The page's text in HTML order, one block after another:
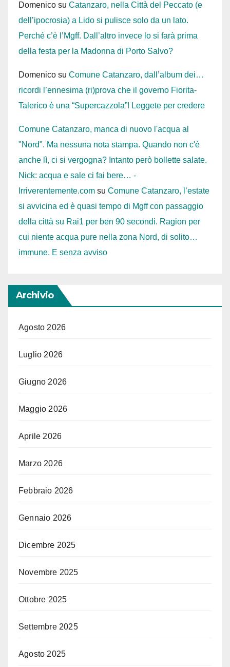
Domenico su Catanzaro, nella Città del Peccato (e
dell’ipocrosia) a Lido si pulisce solo da un lato.
Perché c’è l’Mgff. Dall’altro invece lo si farà prima
della festa per la Madonna di Porto Salvo?
Domenico su Comune Catanzaro, dall’album dei…
ricordi l’ennesima (ri)prova che il governo Fiorita-
Talerico è una “Supercazzola”! Leggete per credere
Comune Catanzaro, manca di nuovo l'acqua al
"Nord". Ma nessuna nota stampa. Quando non c'è
anche lì, ci si vergogna? Intanto però bollette salate.
Nick: acqua e sale ci fai bere… -
Irriverentemente.com su Comune Catanzaro, l’estate
si avvicina ed è quasi tempo di Mgff con passaggio
della città su Rai1 per ben 90 secondi. Ragion per
cui niente acqua pure nella zona Nord, di solito…
immune. E senza avviso
Archivio
Agosto 2026
Luglio 2026
Giugno 2026
Maggio 2026
Aprile 2026
Marzo 2026
Febbraio 2026
Gennaio 2026
Dicembre 2025
Novembre 2025
Ottobre 2025
Settembre 2025
Agosto 2025